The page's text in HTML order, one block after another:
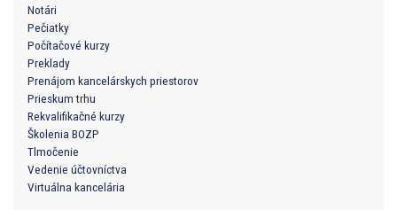
Notári
Pečiatky
Počítačové kurzy
Preklady
Prenájom kancelárskych priestorov
Prieskum trhu
Rekvalifikačné kurzy
Školenia BOZP
Tlmočenie
Vedenie účtovníctva
Virtuálna kancelária